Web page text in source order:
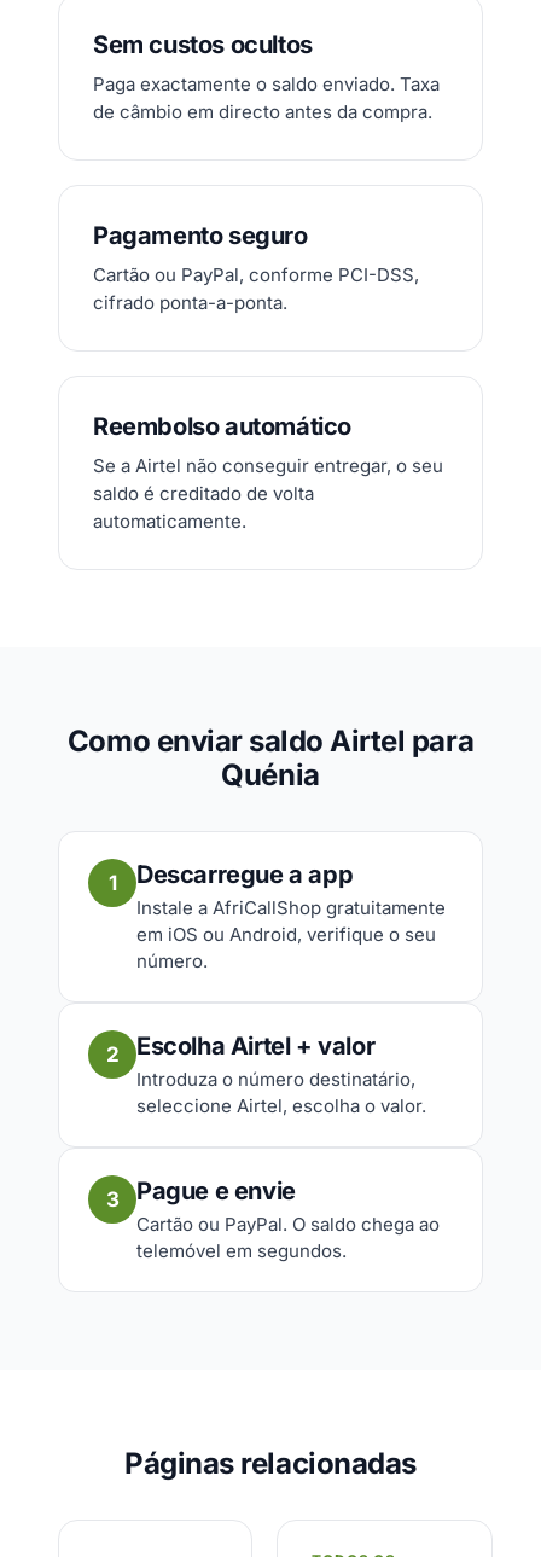
Sem custos ocultos
Paga exactamente o saldo enviado. Taxa
de câmbio em directo antes da compra.
Pagamento seguro
Cartão ou PayPal, conforme PCI-DSS,
cifrado ponta-a-ponta.
Reembolso automático
Se a Airtel não conseguir entregar, o seu
saldo é creditado de volta
automaticamente.
Como enviar saldo Airtel para
Quénia
1 Descarregue a app
Instale a AfriCallShop gratuitamente
em iOS ou Android, verifique o seu
número.
2 Escolha Airtel + valor
Introduza o número destinatário,
seleccione Airtel, escolha o valor.
3 Pague e envie
Cartão ou PayPal. O saldo chega ao
telemóvel em segundos.
Páginas relacionadas